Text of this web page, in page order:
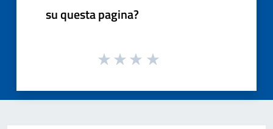
su questa pagina?